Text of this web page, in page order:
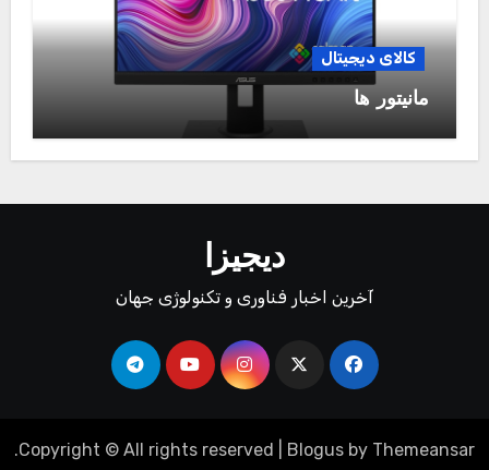
کالای دیجیتال
مانیتور ها
دیجیزا
آخرین اخبار فناوری و تکنولوژی جهان
Copyright © All rights reserved Blogus by Themeansar
.